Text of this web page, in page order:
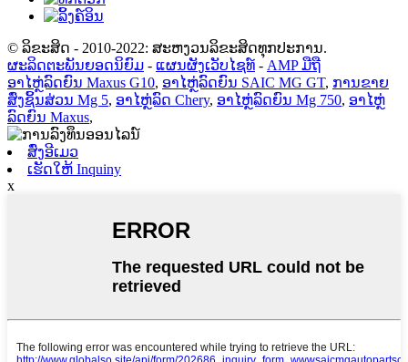
© ລິຂະສິດ - 2010-2022: ສະຫງວນລິຂະສິດທຸກປະການ.
ຜະລິດຕະພັນຍອດນິຍົມ - ແຜນຜັງເວັບໄຊທ໌ - AMP ມືຖື
ອາໄຫຼ່ລົດຍົນ Maxus G10, ອາໄຫຼ່ລົດຍົນ SAIC MG GT, ການຂາຍ
ສົ່ງຊິ້ນສ່ວນ Mg 5, ອາໄຫຼ່ລົດ Chery, ອາໄຫຼ່ລົດຍົນ Mg 750, ອາໄຫຼ່
ລົດຍົນ Maxus,
ສົ່ງອີເມວ
ເຮັດໃຫ້ Inquiny
x